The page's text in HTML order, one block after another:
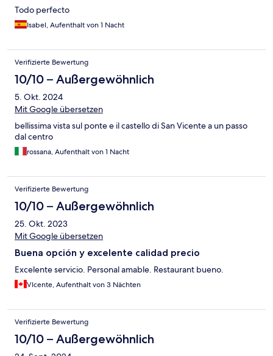
Todo perfecto
Isabel, Aufenthalt von 1 Nacht
Verifizierte Bewertung
10/10 – Außergewöhnlich
5. Okt. 2024
Mit Google übersetzen
bellissima vista sul ponte e il castello di San Vicente a un passo
dal centro
rossana, Aufenthalt von 1 Nacht
Verifizierte Bewertung
10/10 – Außergewöhnlich
25. Okt. 2023
Mit Google übersetzen
Buena opción y excelente calidad precio
Excelente servicio. Personal amable. Restaurant bueno.
VIcente, Aufenthalt von 3 Nächten
Verifizierte Bewertung
10/10 – Außergewöhnlich